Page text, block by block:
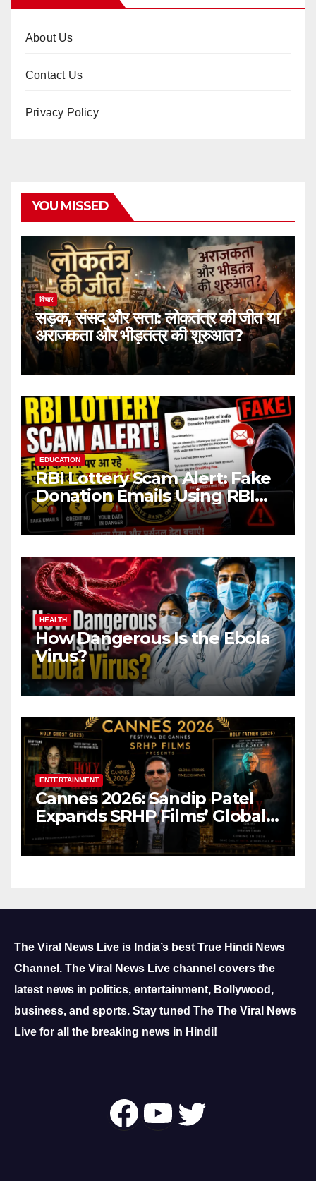
About Us
Contact Us
Privacy Policy
YOU MISSED
विचार
सड़क, संसद और सत्ता: लोकतंत्र की जीत या
अराजकता और भीड़तंत्र की शुरुआत?
EDUCATION
RBI Lottery Scam Alert: Fake
Donation Emails Using RBI
Name Target Indian Users
HEALTH
How Dangerous Is the Ebola
Virus?
ENTERTAINMENT
Cannes 2026: Sandip Patel
Expands SRHP Films’ Global
Reach
The Viral News Live is India’s best True Hindi News
Channel. The Viral News Live channel covers the
latest news in politics, entertainment, Bollywood,
business, and sports. Stay tuned The The Viral News
Live for all the breaking news in Hindi!
Follow Us OnYouTube
Twitter